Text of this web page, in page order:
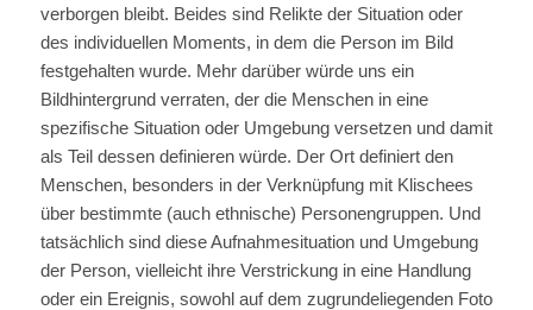
verborgen bleibt. Beides sind Relikte der Situation oder
des individuellen Moments, in dem die Person im Bild
festgehalten wurde. Mehr darüber würde uns ein
Bildhintergrund verraten, der die Menschen in eine
spezifische Situation oder Umgebung versetzen und damit
als Teil dessen definieren würde. Der Ort definiert den
Menschen, besonders in der Verknüpfung mit Klischees
über bestimmte (auch ethnische) Personengruppen. Und
tatsächlich sind diese Aufnahmesituation und Umgebung
der Person, vielleicht ihre Verstrickung in eine Handlung
oder ein Ereignis, sowohl auf dem zugrundeliegenden Foto